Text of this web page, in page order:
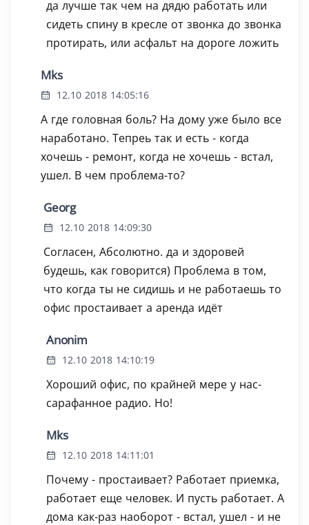
да лучше так чем на дядю работать или
сидеть спину в кресле от звонка до звонка
протирать, или асфальт на дороге ложить
Mks
12.10 2018 14:05:16
А где головная боль? На дому уже было все
наработано. Тепреь так и есть - когда
хочешь - ремонт, когда не хочешь - встал,
ушел. В чем проблема-то?
Georg
12.10 2018 14:09:30
Согласен, Абсолютно. да и здоровей
будешь, как говорится) Проблема в том,
что когда ты не сидишь и не работаешь то
офис простаивает а аренда идёт
Anonim
12.10 2018 14:10:19
Хороший офис, по крайней мере у нас-
сарафанное радио. Но!
Mks
12.10 2018 14:11:01
Почему - простаивает? Работает приемка,
работает еще человек. И пусть работает. А
дома как-раз наоборот - встал, ушел - и не